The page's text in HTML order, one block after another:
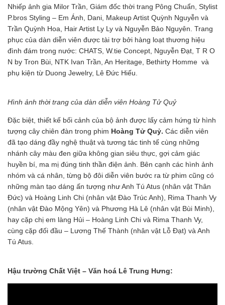
Nhiếp ảnh gia Milor Trần, Giám đốc thời trang Pông Chuẩn, Stylist
P.bros Styling – Em Ánh, Dani, Makeup Artist Quỳnh Nguyễn và
Trần Quỳnh Hoa, Hair Artist Ly Ly và Nguyễn Bảo Nguyên. Trang
phục của dàn diễn viên được tài trợ bởi hàng loạt thương hiệu
đình đám trong nước: CHATS, W.tie Concept, Nguyễn Đạt, T R O
N by Tron Bùi, NTK Ivan Trần, An Heritage, Bethirty Homme và
phụ kiện từ Duong Jewelry, Lê Đức Hiếu.
Hình ảnh thời trang của dàn diễn viên Hoàng Tử Quỷ
Đặc biệt, thiết kế bối cảnh của bộ ảnh được lấy cảm hứng từ hình
tượng cây chiên đàn trong phim Hoàng Tử Quỷ. Các diễn viên
đã tạo dáng đầy nghệ thuật và tương tác tinh tế cùng những
nhánh cây màu đen giữa không gian siêu thực, gợi cảm giác
huyền bí, ma mị đúng tinh thần điện ảnh. Bên cạnh các hình ảnh
nhóm và cá nhân, từng bộ đôi diễn viên bước ra từ phim cũng có
những màn tạo dáng ấn tượng như Anh Tú Atus (nhân vật Thân
Đức) và Hoàng Linh Chi (nhân vật Đào Trúc Anh), Rima Thanh Vy
(nhân vật Đào Mộng Yên) và Phương Hà Lê (nhân vật Bùi Minh),
hay cặp chị em làng Hủi – Hoàng Linh Chi và Rima Thanh Vy,
cùng cặp đối đầu – Lương Thế Thành (nhân vật Lỗ Đạt) và Anh
Tú Atus.
Hậu trường Chất Việt – Văn hoá Lê Trung Hưng: